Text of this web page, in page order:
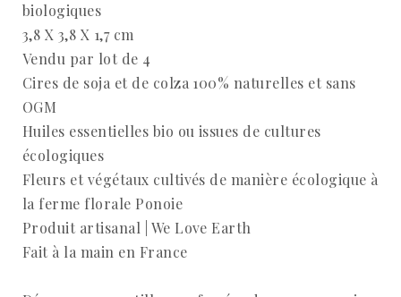
biologiques
3,8 X 3,8 X 1,7 cm
Vendu par lot de 4
Cires de soja et de colza 100% naturelles et sans
OGM
Huiles essentielles bio ou issues de cultures
écologiques
Fleurs et végétaux cultivés de manière écologique à
la ferme florale Ponoie
Produit artisanal | We Love Earth
Fait à la main en France